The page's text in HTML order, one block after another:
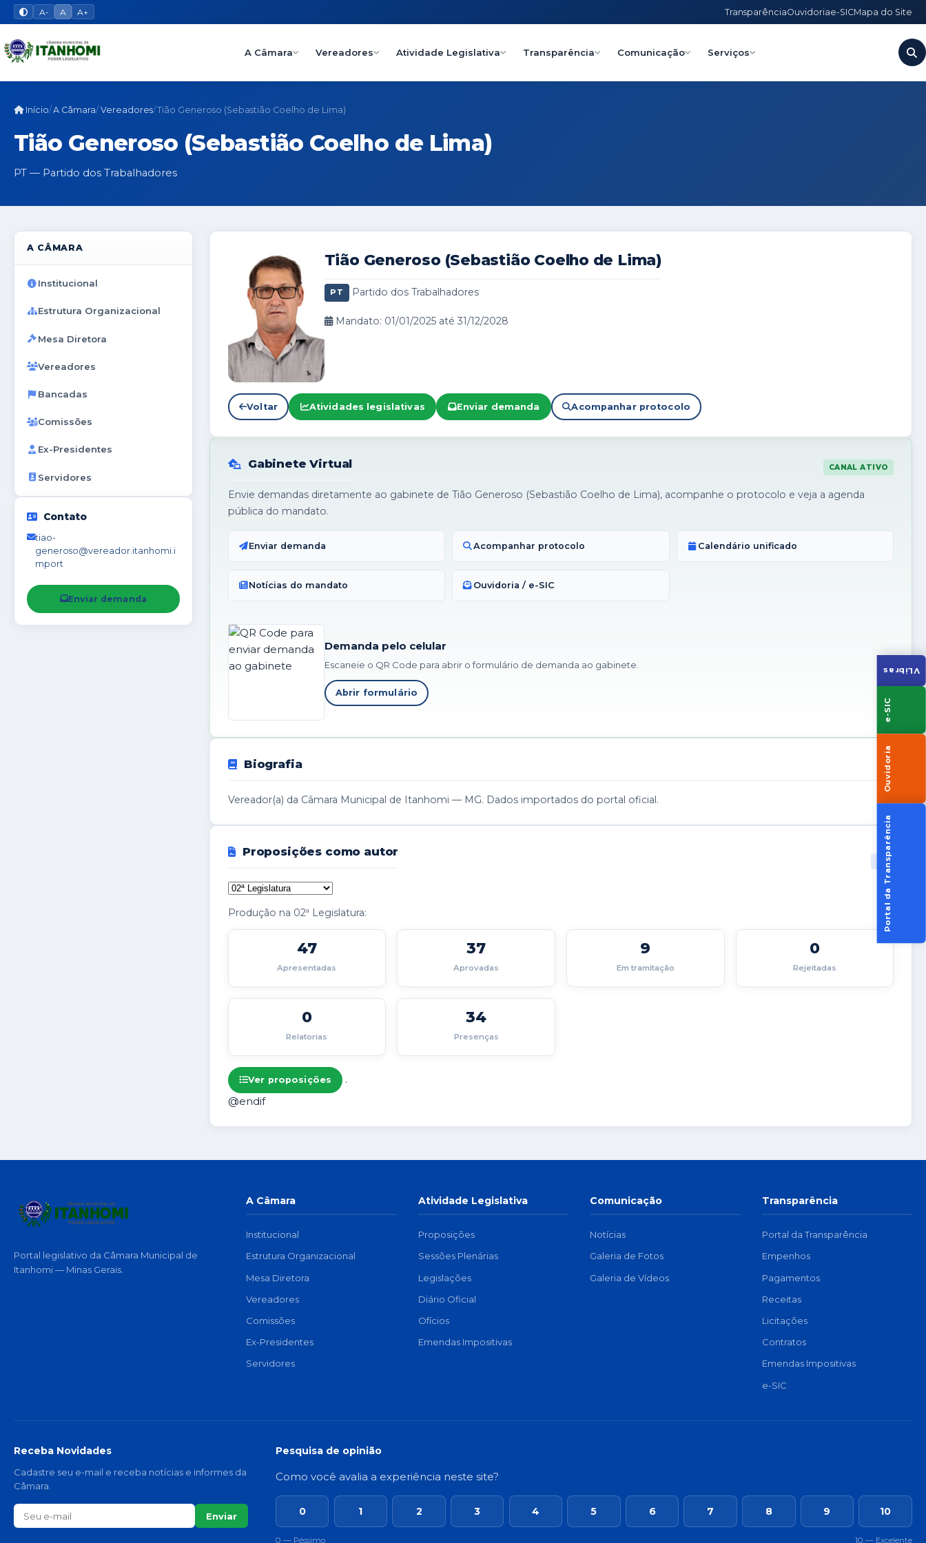
A- A A+ TransparênciaOuvidoriae-SICMapa do Site
A Câmara Vereadores Atividade Legislativa Transparência Comunicação Serviços
VLibras
e-SIC
Ouvidoria
Portal da Transparência
Início A Câmara Vereadores Tião Generoso (Sebastião Coelho de Lima)
Tião Generoso (Sebastião Coelho de Lima)
PT — Partido dos Trabalhadores
A CÂMARA
Institucional
Estrutura Organizacional
Mesa Diretora
Vereadores
Bancadas
Comissões
Ex-Presidentes
Servidores
Contato
tiao-
generoso@vereador.itanhomi.i
mport
Enviar demanda
Tião Generoso (Sebastião Coelho de Lima)
PT Partido dos Trabalhadores
Mandato: 01/01/2025 até 31/12/2028
Voltar Atividades legislativas Enviar demanda Acompanhar protocolo
Gabinete Virtual CANAL ATIVO
Envie demandas diretamente ao gabinete de Tião Generoso (Sebastião Coelho de Lima), acompanhe o protocolo e veja a agenda
pública do mandato.
Enviar demanda Acompanhar protocolo Calendário unificado
Notícias do mandato Ouvidoria / e-SIC
Demanda pelo celular
Escaneie o QR Code para abrir o formulário de demanda ao gabinete.
Abrir formulário
Biografia
Vereador(a) da Câmara Municipal de Itanhomi — MG. Dados importados do portal oficial.
Proposições como autor
47
Produção na 02ª Legislatura:
47
Apresentadas
37
Aprovadas
9
Em tramitação
0
Rejeitadas
0
Relatorias
34
Presenças
Ver proposições
.
@endif
Portal legislativo da Câmara Municipal de
Itanhomi — Minas Gerais.
A Câmara
Institucional
Estrutura Organizacional
Mesa Diretora
Vereadores
Comissões
Ex-Presidentes
Servidores
Atividade Legislativa
Proposições
Sessões Plenárias
Legislações
Diário Oficial
Ofícios
Emendas Impositivas
Comunicação
Notícias
Galeria de Fotos
Galeria de Vídeos
Transparência
Portal da Transparência
Empenhos
Pagamentos
Receitas
Licitações
Contratos
Emendas Impositivas
e-SIC
Receba Novidades
Cadastre seu e-mail e receba notícias e informes da
Câmara.
Enviar
Pesquisa de opinião
Como você avalia a experiência neste site?
0 1 2 3 4 5 6 7 8 9 10
0 — Péssimo 10 — Excelente